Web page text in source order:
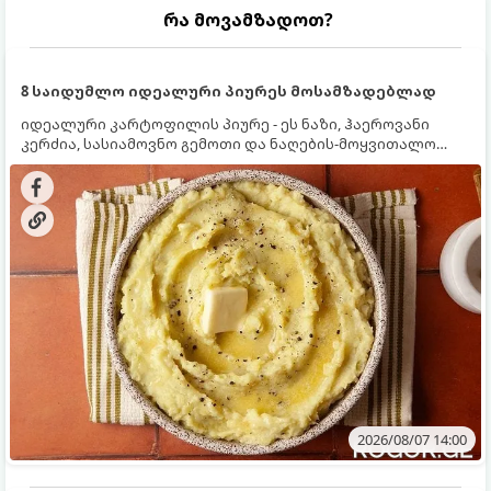
რა მოვამზადოთ?
8 საიდუმლო იდეალური პიურეს მოსამზადებლად
იდეალური კარტოფილის პიურე - ეს ნაზი, ჰაეროვანი
კერძია, სასიამოვნო გემოთი და ნაღების-მოყვითალო
ფერით. მისი მომზადება ძალიან მარტივია, მაგრამ
არსებობს რამდენიმე საიდუმლო, რომლებიც უნდა
იცოდეთ, რომ პიურე იდეალურად გემრიელი გამოვიდეს.
2026/08/07 14:00